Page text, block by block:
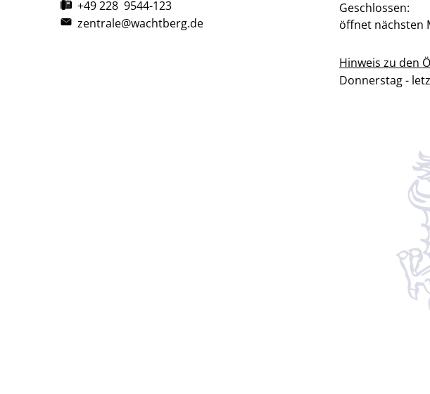
+49 228 9544-123
zentrale@wachtberg.de
Klicken, um
Geschlossen:
öffnet nächsten
Hinweis zu den
Donnerstag -